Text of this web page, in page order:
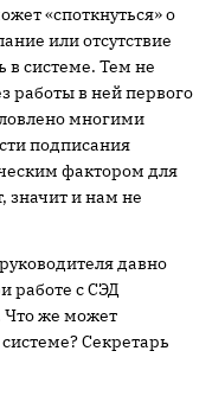
«споткнуться» о
или отсутствие
в системе. Тем не
работы в ней первого
многими
подписания
фактором для
значит и нам не
давно
работе с СЭД
Что же может
Секретарь